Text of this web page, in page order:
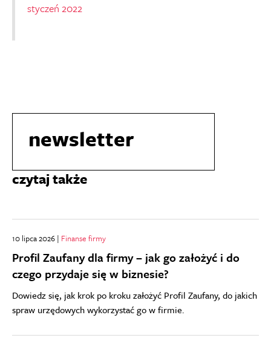
styczeń 2022
newsletter
czytaj także
10 lipca 2026 | Finanse firmy
Profil Zaufany dla firmy – jak go założyć i do
czego przydaje się w biznesie?
Dowiedz się, jak krok po kroku założyć Profil Zaufany, do jakich
spraw urzędowych wykorzystać go w firmie.